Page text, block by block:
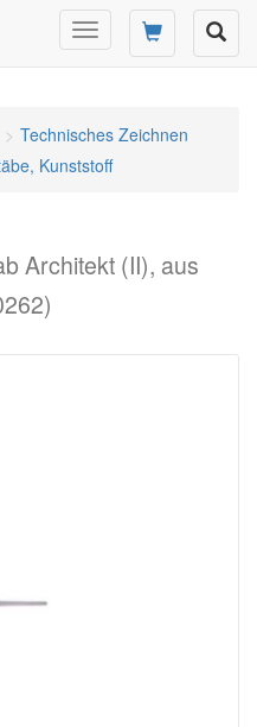
Navigation
umschalten
Technisches Zeichnen
Kunststoff
Architekt (II), aus